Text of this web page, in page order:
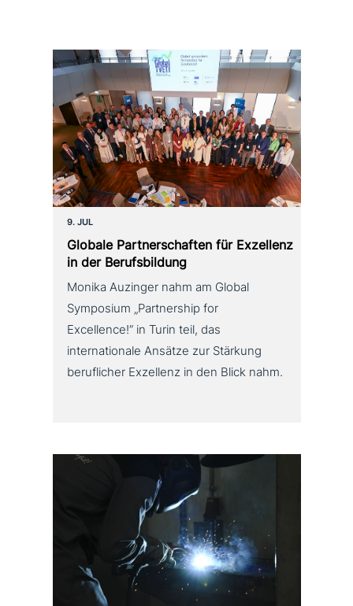
9. JUL
Globale Partnerschaften für Exzellenz
in der Berufsbildung
Monika Auzinger nahm am Global
Symposium „Partnership for
Excellence!“ in Turin teil, das
internationale Ansätze zur Stärkung
beruflicher Exzellenz in den Blick nahm.